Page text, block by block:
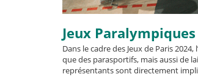
Jeux
Dans le cadre des Jeux de Paris
que des parasportifs, mais aussi de
représentants sont directement